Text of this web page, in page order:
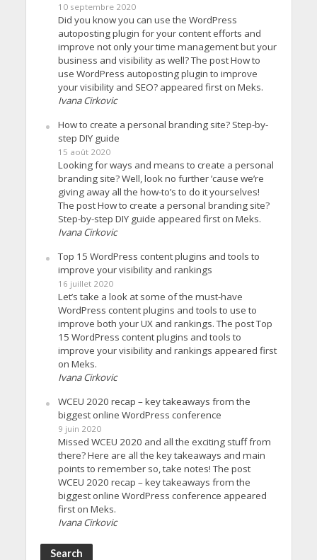
10 septembre 2020
Did you know you can use the WordPress
autoposting plugin for your content efforts and
improve not only your time management but your
business and visibility as well? The post How to
use WordPress autoposting plugin to improve
your visibility and SEO? appeared first on Meks.
Ivana Cirkovic
How to create a personal branding site? Step-by-
step DIY guide
15 août 2020
Looking for ways and means to create a personal
branding site? Well, look no further ’cause we’re
giving away all the how-to’s to do it yourselves!
The post How to create a personal branding site?
Step-by-step DIY guide appeared first on Meks.
Ivana Cirkovic
Top 15 WordPress content plugins and tools to
improve your visibility and rankings
16 juillet 2020
Let’s take a look at some of the must-have
WordPress content plugins and tools to use to
improve both your UX and rankings. The post Top
15 WordPress content plugins and tools to
improve your visibility and rankings appeared first
on Meks.
Ivana Cirkovic
WCEU 2020 recap – key takeaways from the
biggest online WordPress conference
9 juin 2020
Missed WCEU 2020 and all the exciting stuff from
there? Here are all the key takeaways and main
points to remember so, take notes! The post
WCEU 2020 recap – key takeaways from the
biggest online WordPress conference appeared
first on Meks.
Ivana Cirkovic
Search